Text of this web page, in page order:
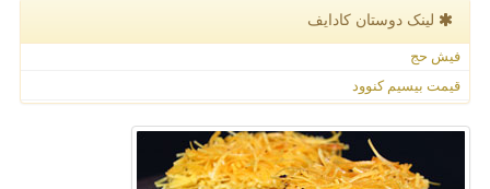
لینک دوستان كادایف
فیش حج
قیمت بیسیم کنوود